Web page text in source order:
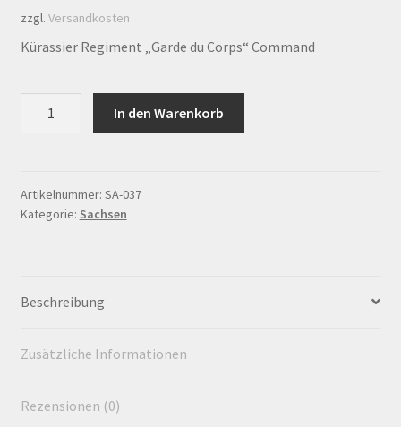
Richtlinie für Rückerstattungen und Rückgaben
Versandarten
Warenkorb
Zahlungsarten
zzgl. Versandkosten
Kürassier Regiment „Garde du Corps“ Command
du
Corps"
In den Warenkorb
Artikelnummer: SA-037
Kategorie: Sachsen
Beschreibung
Zusätzliche Informationen
Rezensionen (0)